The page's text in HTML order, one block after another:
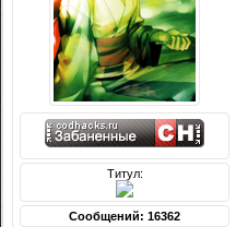
Титул:
Сообщений: 16362